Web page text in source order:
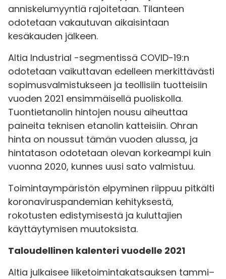
anniskelumyyntiä rajoitetaan. Tilanteen
odotetaan vakautuvan aikaisintaan
kesäkauden jälkeen.
Altia Industrial -segmentissä COVID-19:n
odotetaan vaikuttavan edelleen merkittävästi
sopimusvalmistukseen ja teollisiin tuotteisiin
vuoden 2021 ensimmäisellä puoliskolla.
Tuontietanolin hintojen nousu aiheuttaa
paineita teknisen etanolin katteisiin. Ohran
hinta on noussut tämän vuoden alussa, ja
hintatason odotetaan olevan korkeampi kuin
vuonna 2020, kunnes uusi sato valmistuu.
Toimintaympäristön elpyminen riippuu pitkälti
koronaviruspandemian kehityksestä,
rokotusten edistymisestä ja kuluttajien
käyttäytymisen muutoksista.
Taloudellinen kalenteri vuodelle 2021
Altia julkaisee liiketoimintakatsauksen tammi–